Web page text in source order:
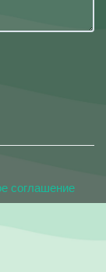
соглашение